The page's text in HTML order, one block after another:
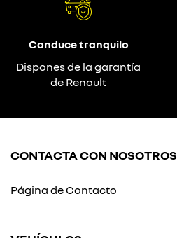
Conduce tranquilo
Dispones de la garantía
de Renault
CONTACTA CON NOSOTROS
Página de Contacto